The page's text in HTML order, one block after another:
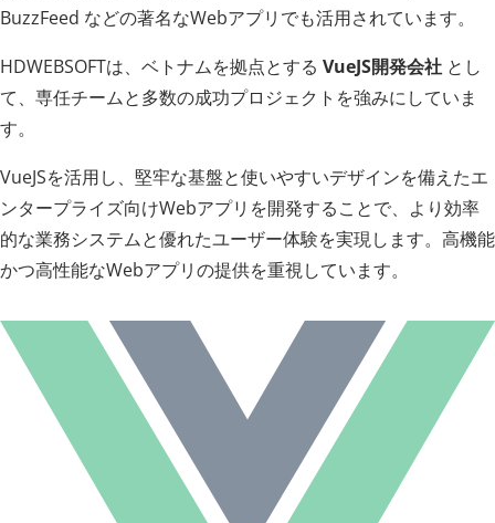
BuzzFeed などの著名なWebアプリでも活用されています。
HDWEBSOFTは、ベトナムを拠点とする VueJS開発会社 とし
て、専任チームと多数の成功プロジェクトを強みにしていま
す。
VueJSを活用し、堅牢な基盤と使いやすいデザインを備えたエ
ンタープライズ向けWebアプリを開発することで、より効率
的な業務システムと優れたユーザー体験を実現します。高機能
かつ高性能なWebアプリの提供を重視しています。